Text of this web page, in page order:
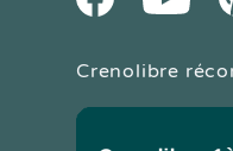
Crenolibre